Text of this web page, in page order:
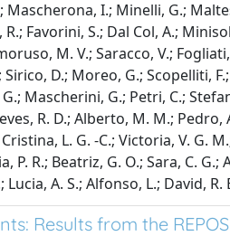
I.; Minelli, G.;
Favorini, S.; Dal Col, A.;
M. V.; Saracco, V.;
D.; Moreo, G.; Scopelliti,
Mascherini, G.; Petri, C.;
R. D.; Alberto, M. M.; Pedro,
L. G. -C.; Victoria, V. G.
R.; Beatriz, G. O.; Sara, C.
A. S.; Alfonso, L.; David, R.
Results from the